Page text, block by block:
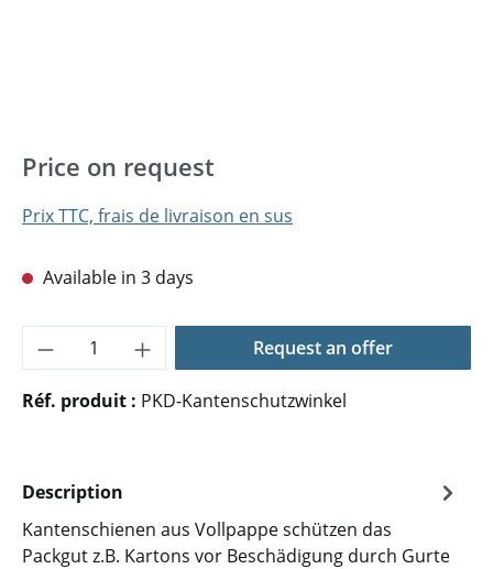
Price on request
Prix TTC, frais de livraison en sus
Available in 3 days
Quantité de produit : Entrez la
Request an offer
Réf. produit : PKD-Kantenschutzwinkel
Description
Kantenschienen aus Vollpappe schützen das
Packgut z.B. Kartons vor Beschädigung durch Gurte